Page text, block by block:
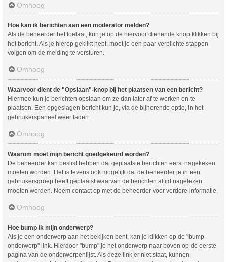
Omhoog
Hoe kan ik berichten aan een moderator melden?
Als de beheerder het toelaat, kun je op de hiervoor dienende knop klikken bij
het bericht. Als je hierop geklikt hebt, moet je een paar verplichte stappen
volgen om de melding te versturen.
Omhoog
Waarvoor dient de "Opslaan"-knop bij het plaatsen van een bericht?
Hiermee kun je berichten opslaan om ze dan later af te werken en te
plaatsen. Een opgeslagen bericht kun je, via de bijhorende optie, in het
gebruikerspaneel weer laden.
Omhoog
Waarom moet mijn bericht goedgekeurd worden?
De beheerder kan beslist hebben dat geplaatste berichten eerst nagekeken
moeten worden. Het is tevens ook mogelijk dat de beheerder je in een
gebruikersgroep heeft geplaatst waarvan de berichten altijd nagelezen
moeten worden. Neem contact op met de beheerder voor verdere informatie.
Omhoog
Hoe bump ik mijn onderwerp?
Als je een onderwerp aan het bekijken bent, kan je klikken op de "bump
onderwerp" link. Hierdoor "bump" je het onderwerp naar boven op de eerste
pagina van de onderwerpenlijst. Als deze link er niet staat, kunnen